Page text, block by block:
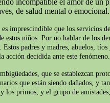
incompatible el amor de un
de salud mental o
es imprescindible que los servicios
estos niños. Por no hablar de los
Estos padres y madres, abuelos,
acción decidida ante este fenómeno.
que se establezcan
que están siendo dañados, y
los primos, y el grupo de